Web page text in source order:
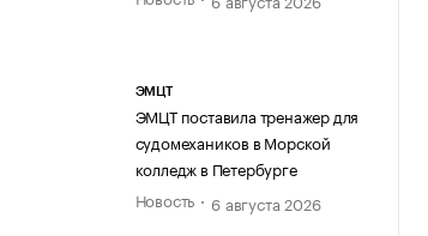
ЭМЦТ
ЭМЦТ поставила тренажер для
судомехаников в Морской
колледж в Петербурге
Новость
6 августа 2026